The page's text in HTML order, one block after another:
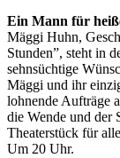
Ein Mann für
Mäggi Huhn,
Stunden”, steht in
sehnsüchtige
Mäggi und ihr
lohnende Aufträge
die Wende und der
Theaterstück für
Um 20 Uhr.